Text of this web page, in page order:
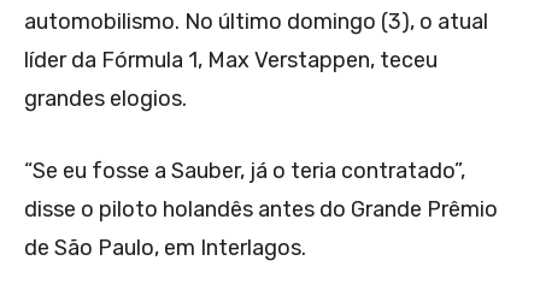
automobilismo. No último domingo (3), o atual
líder da Fórmula 1, Max Verstappen, teceu
grandes elogios.
“Se eu fosse a Sauber, já o teria contratado”,
disse o piloto holandês antes do Grande Prêmio
de São Paulo, em Interlagos.